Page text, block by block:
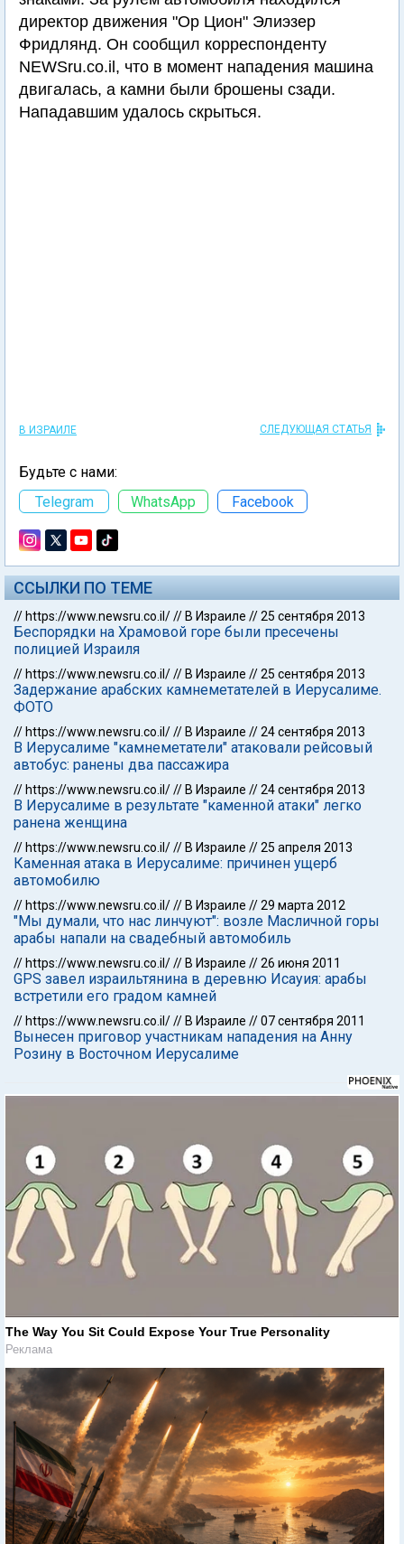
директор движения "Ор Цион" Элиэзер
Фридлянд. Он сообщил корреспонденту
NEWSru.co.il, что в момент нападения машина
двигалась, а камни были брошены сзади.
Нападавшим удалось скрыться.
В ИЗРАИЛЕ СЛЕДУЮЩАЯ СТАТЬЯ
Будьте с нами:
Telegram
WhatsApp Facebook
ССЫЛКИ ПО ТЕМЕ
// https://www.newsru.co.il/// В Израиле //25 сентября 2013
Беспорядки на Храмовой горе были пресечены
полицией Израиля
// https://www.newsru.co.il/// В Израиле //25 сентября 2013
Задержание арабских камнеметателей в Иерусалиме.
ФОТО
// https://www.newsru.co.il/// В Израиле //24 сентября 2013
В Иерусалиме "камнеметатели" атаковали рейсовый
автобус: ранены два пассажира
// https://www.newsru.co.il/// В Израиле //24 сентября 2013
В Иерусалиме в результате "каменной атаки" легко
ранена женщина
// https://www.newsru.co.il/// В Израиле //25 апреля 2013
Каменная атака в Иерусалиме: причинен ущерб
автомобилю
// https://www.newsru.co.il/// В Израиле //29 марта 2012
"Мы думали, что нас линчуют": возле Масличной горы
арабы напали на свадебный автомобиль
// https://www.newsru.co.il/// В Израиле //26 июня 2011
GPS завел израильтянина в деревню Исауия: арабы
встретили его градом камней
// https://www.newsru.co.il/// В Израиле //07 сентября 2011
Вынесен приговор участникам нападения на Анну
Розину в Восточном Иерусалиме
The Way You Sit Could Expose Your True Personality
Реклама